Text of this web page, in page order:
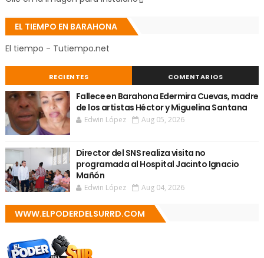
EL TIEMPO EN BARAHONA
El tiempo - Tutiempo.net
RECIENTES COMENTARIOS
Fallece en Barahona Edermira Cuevas, madre
de los artistas Héctor y Miguelina Santana
Edwin López Aug 05, 2026
Director del SNS realiza visita no
programada al Hospital Jacinto Ignacio
Mañón
Edwin López Aug 04, 2026
WWW.ELPODERDELSURRD.COM